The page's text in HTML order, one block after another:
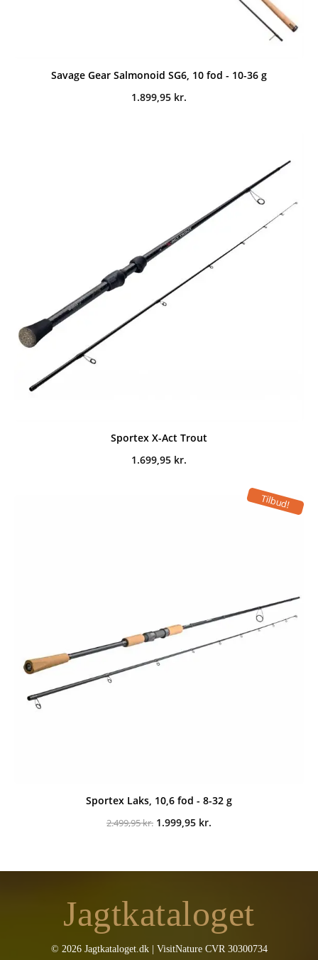
Savage Gear Salmonoid SG6, 10 fod - 10-36 g
1.899,95 kr.
Sportex X-Act Trout
1.699,95 kr.
Tilbud!
Sportex Laks, 10,6 fod - 8-32 g
2.499,95kr. Den
1.999,95 kr.
Jagtkataloget
© 2026 Jagtkataloget.dk | VisitNature CVR 30300734